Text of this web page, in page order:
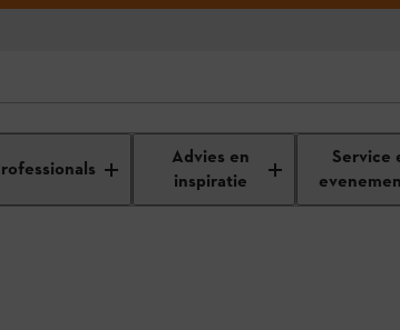
Advies en
inspiratie
Service
gat in je haag herstellen